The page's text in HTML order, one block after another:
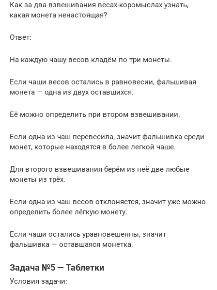
Как за два взвешивания весах-коромыслах узнать,
какая монета ненастоящая?
Ответ:
На каждую чашу весов кладём по три монеты.
Если чаши весов остались в равновесии, фальшивая
монета — одна из двух оставшихся.
Её можно определить при втором взвешивании.
Если одна из чаш перевесила, значит фальшивка среди
монет, которые находятся в более легкой чаше.
Для второго взвешивания берём из неё две любые
монеты из трёх.
Если одна из чаш весов отклоняется, значит уже можно
определить более лёгкую монету.
Если чаши остались уравновешенны, значит
фальшивка — оставшаяся монетка.
Задача №5 — Таблетки
Условия задачи: